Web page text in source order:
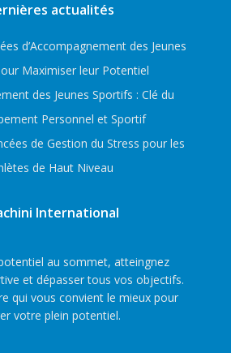
actualités
d’Accompagnement des Jeunes
Maximiser leur Potentiel
des Jeunes Sportifs : Clé du
Personnel et Sportif
de Gestion du Stress pour les
de Haut Niveau
International
au sommet, atteingnez
et dépasser tous vos objectifs.
qui vous convient le mieux pour
votre plein potentiel.